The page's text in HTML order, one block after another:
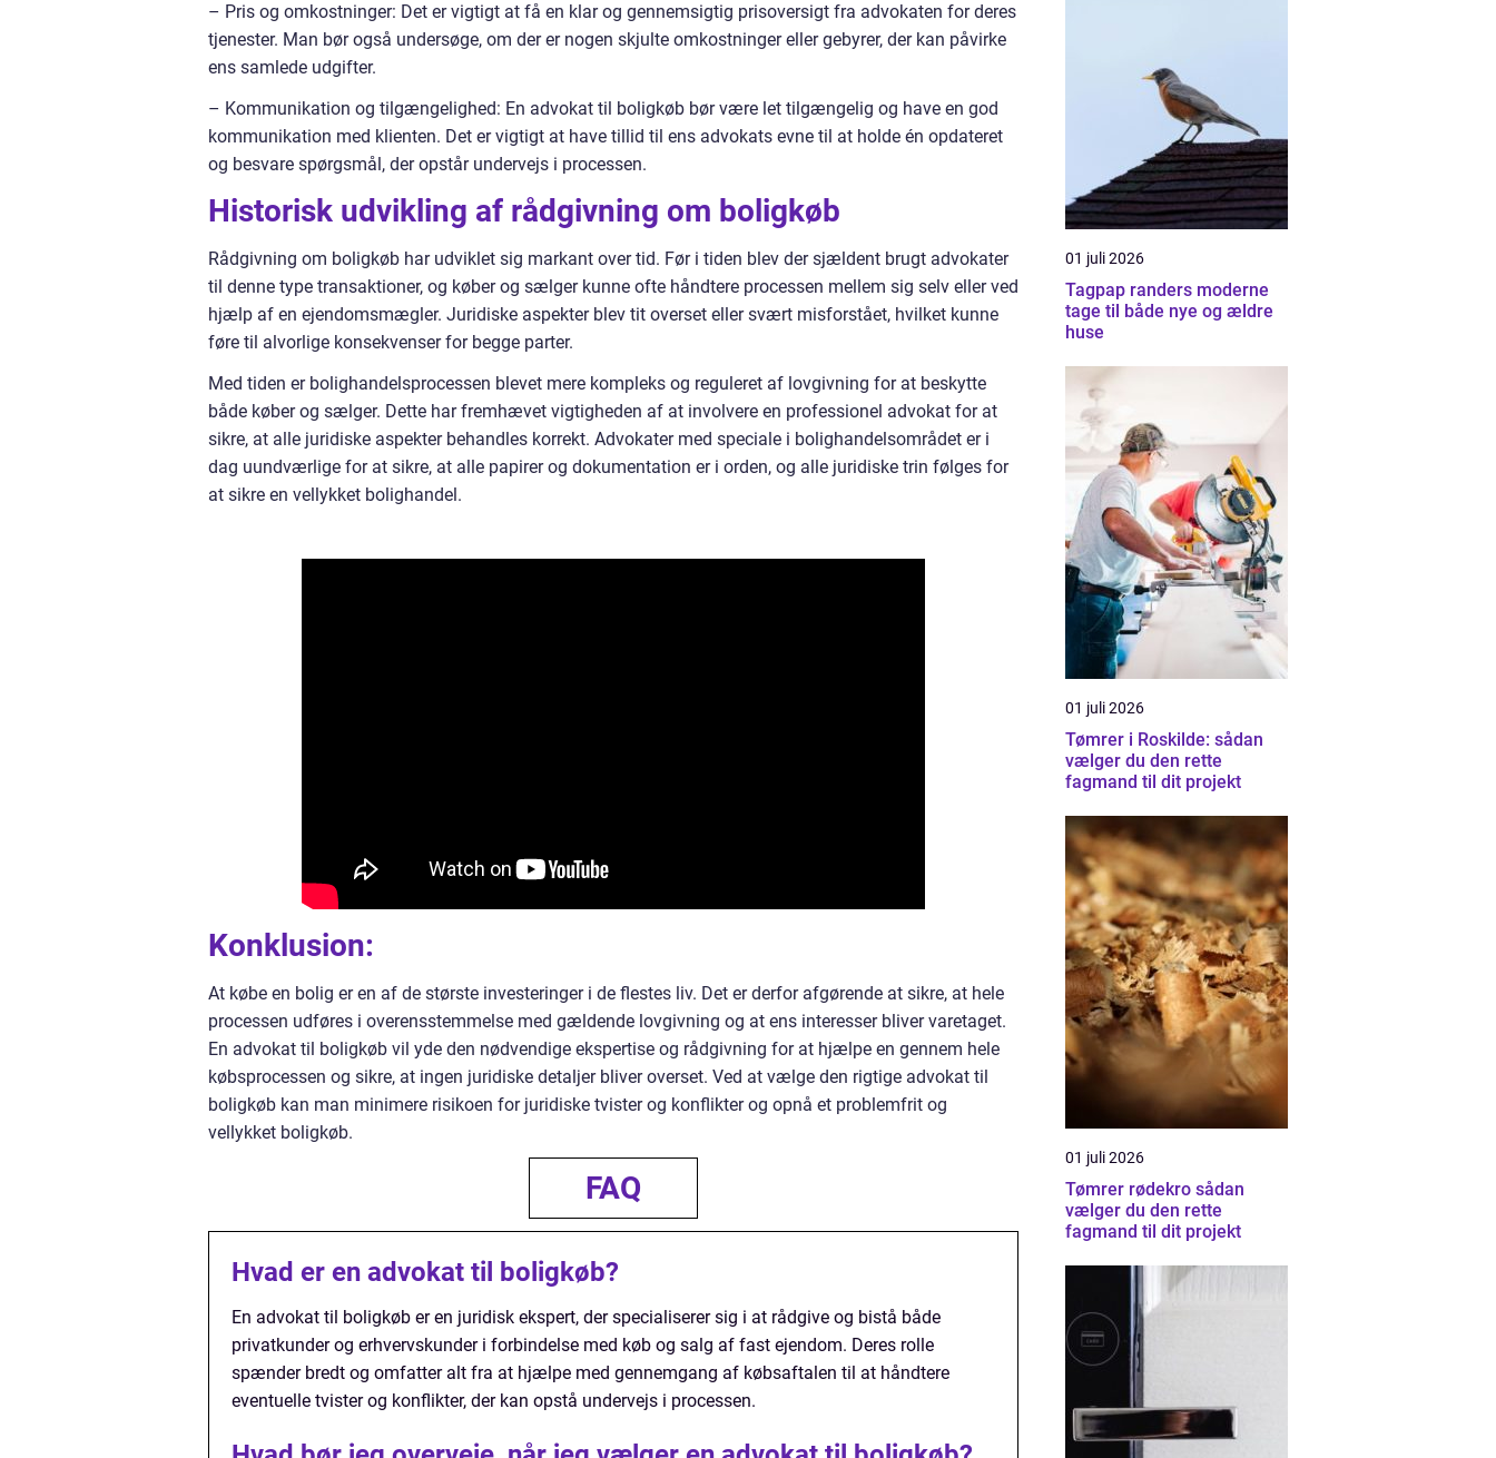
– Pris og omkostninger: Det er vigtigt at få en klar og gennemsigtig prisoversigt fra advokaten for deres
tjenester. Man bør også undersøge, om der er nogen skjulte omkostninger eller gebyrer, der kan påvirke
ens samlede udgifter.
– Kommunikation og tilgængelighed: En advokat til boligkøb bør være let tilgængelig og have en god
kommunikation med klienten. Det er vigtigt at have tillid til ens advokats evne til at holde én opdateret
og besvare spørgsmål, der opstår undervejs i processen.
Historisk udvikling af rådgivning om boligkøb
Rådgivning om boligkøb har udviklet sig markant over tid. Før i tiden blev der sjældent brugt advokater
til denne type transaktioner, og køber og sælger kunne ofte håndtere processen mellem sig selv eller ved
hjælp af en ejendomsmægler. Juridiske aspekter blev tit overset eller svært misforstået, hvilket kunne
føre til alvorlige konsekvenser for begge parter.
Med tiden er bolighandelsprocessen blevet mere kompleks og reguleret af lovgivning for at beskytte
både køber og sælger. Dette har fremhævet vigtigheden af at involvere en professionel advokat for at
sikre, at alle juridiske aspekter behandles korrekt. Advokater med speciale i bolighandelsområdet er i
dag uundværlige for at sikre, at alle papirer og dokumentation er i orden, og alle juridiske trin følges for
at sikre en vellykket bolighandel.
Konklusion:
At købe en bolig er en af de største investeringer i de flestes liv. Det er derfor afgørende at sikre, at hele
processen udføres i overensstemmelse med gældende lovgivning og at ens interesser bliver varetaget.
En advokat til boligkøb vil yde den nødvendige ekspertise og rådgivning for at hjælpe en gennem hele
købsprocessen og sikre, at ingen juridiske detaljer bliver overset. Ved at vælge den rigtige advokat til
boligkøb kan man minimere risikoen for juridiske tvister og konflikter og opnå et problemfrit og
vellykket boligkøb.
FAQ
Hvad er en advokat til boligkøb?
En advokat til boligkøb er en juridisk ekspert, der specialiserer sig i at rådgive og bistå både
privatkunder og erhvervskunder i forbindelse med køb og salg af fast ejendom. Deres rolle
spænder bredt og omfatter alt fra at hjælpe med gennemgang af købsaftalen til at håndtere
eventuelle tvister og konflikter, der kan opstå undervejs i processen.
01 juli 2026
Tagpap randers moderne
tage til både nye og ældre
huse
01 juli 2026
Tømrer i Roskilde: sådan
vælger du den rette
fagmand til dit projekt
01 juli 2026
Tømrer rødekro sådan
vælger du den rette
fagmand til dit projekt